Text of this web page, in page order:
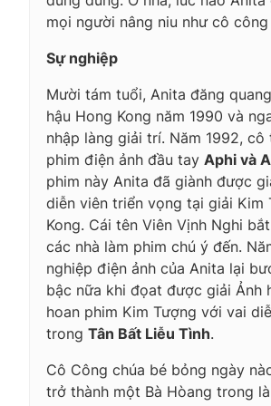
mọi người nâng niu như cô công
Sự nghiệp
Mười tám tuổi, Anita đăng
hậu Hong Kong năm 1990 và
nhập làng giải trí. Năm 1992, cô
phim điện ảnh đầu tay Aphi và
phim này Anita đã giành được
diễn viên triển vọng tại giải Kim
Kong. Cái tên Viên Vịnh Nghi
các nhà làm phim chú ý đến.
nghiệp điện ảnh của Anita lại
bậc nữa khi đọat được giải Ảnh
hoan phim Kim Tượng với vai
trong Tân Bất Liễu Tình.
Cô Công chúa bé bỏng ngày
trở thành một Bà Hòang trong